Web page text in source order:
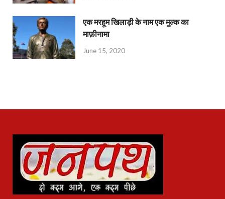
एक मरहूम खिलाड़ी के नाम एक मुल्क का
माफ़ीनामा
June 15, 2020